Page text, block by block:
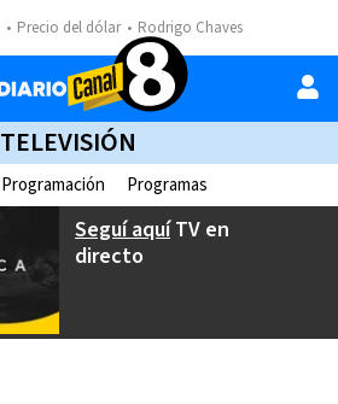
Precio del dólar Rodrigo Chaves
TELEVISIÓN
Programación Programas
Seguí aquíTV en
directo